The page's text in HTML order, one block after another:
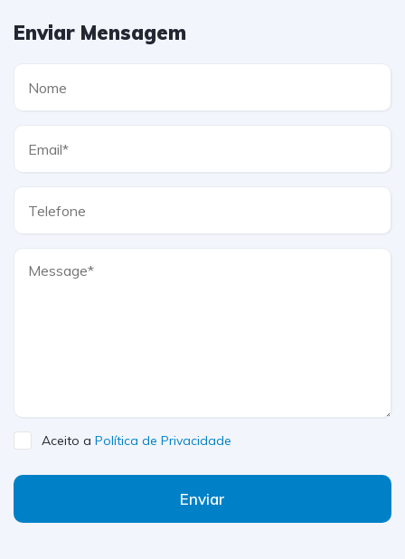
Enviar Mensagem
Aceito a Política de Privacidade
Enviar